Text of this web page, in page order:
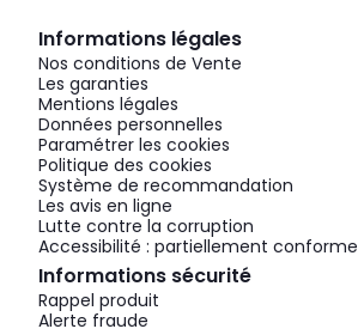
Informations légales
Nos conditions de Vente
Les garanties
Mentions légales
Données personnelles
Paramétrer les cookies
Politique des cookies
Système de recommandation
Les avis en ligne
Lutte contre la corruption
Accessibilité : partiellement conforme
Informations sécurité
Rappel produit
Alerte fraude